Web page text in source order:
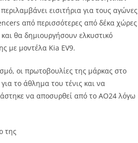
εισιτήρια για τους αγώνες
από περισσότερες από δέκα χώρες
και θα δημιουργήσουν ελκυστικό
με μοντέλα Kia EV9.
οι πρωτοβουλίες της μάρκας στο
για το άθλημα του τένις και να
να αποσυρθεί από το AO24 λόγω
της